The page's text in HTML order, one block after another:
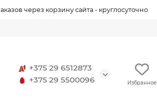
через корзину сайта - круглосуточно
+375 29 6512873
+375 29 5500096
Избранное